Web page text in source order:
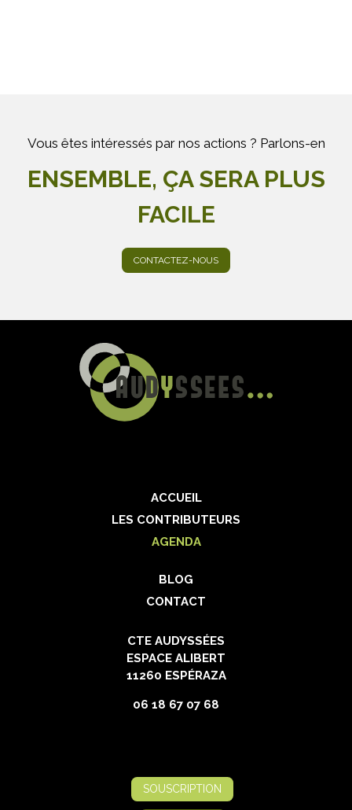
Vous êtes intéressés par nos actions ? Parlons-en
ENSEMBLE, ÇA SERA PLUS
FACILE
CONTACTEZ-NOUS
ACCUEIL
LES CONTRIBUTEURS
AGENDA
BLOG
CONTACT
CTE AUDYSSÉES
ESPACE ALIBERT
11260 ESPÉRAZA
06 18 67 07 68
SOUSCRIPTION